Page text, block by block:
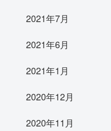
2021年7月
2021年6月
2021年1月
2020年12月
2020年11月